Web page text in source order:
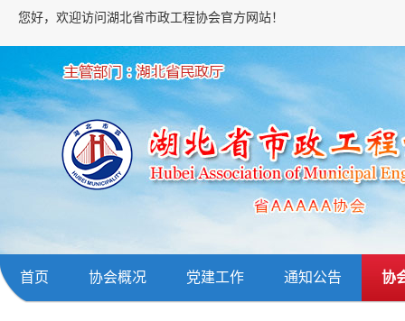
您好，欢迎访问湖北省市政工程协会官方网站！
首页 协会概况 党建工作 通知公告 协